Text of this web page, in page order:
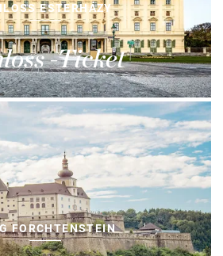
ESTERHÁZY
-Ticket
FORCHTENSTEIN